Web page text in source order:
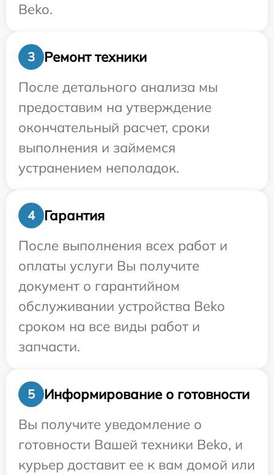
Beko.
3
Ремонт техники
После детального анализа мы
предоставим на утверждение
окончательный расчет, сроки
выполнения и займемся
устранением неполадок.
4
Гарантия
После выполнения всех работ и
оплаты услуги Вы получите
документ о гарантийном
обслуживании устройства Beko
сроком на все виды работ и
запчасти.
5
Информирование о готовности
Вы получите уведомление о
готовности Вашей техники Beko, и
курьер доставит ее к вам домой или